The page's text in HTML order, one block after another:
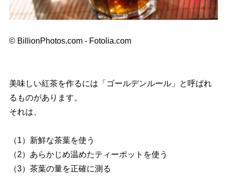
© BillionPhotos.com - Fotolia.com
美味しい紅茶を作るには「ゴールデンルール」と呼ばれ
るものがあります。
それは、
（1）新鮮な茶葉を使う
（2）あらかじめ温めたティーポットを使う
（3）茶葉の量を正確に測る